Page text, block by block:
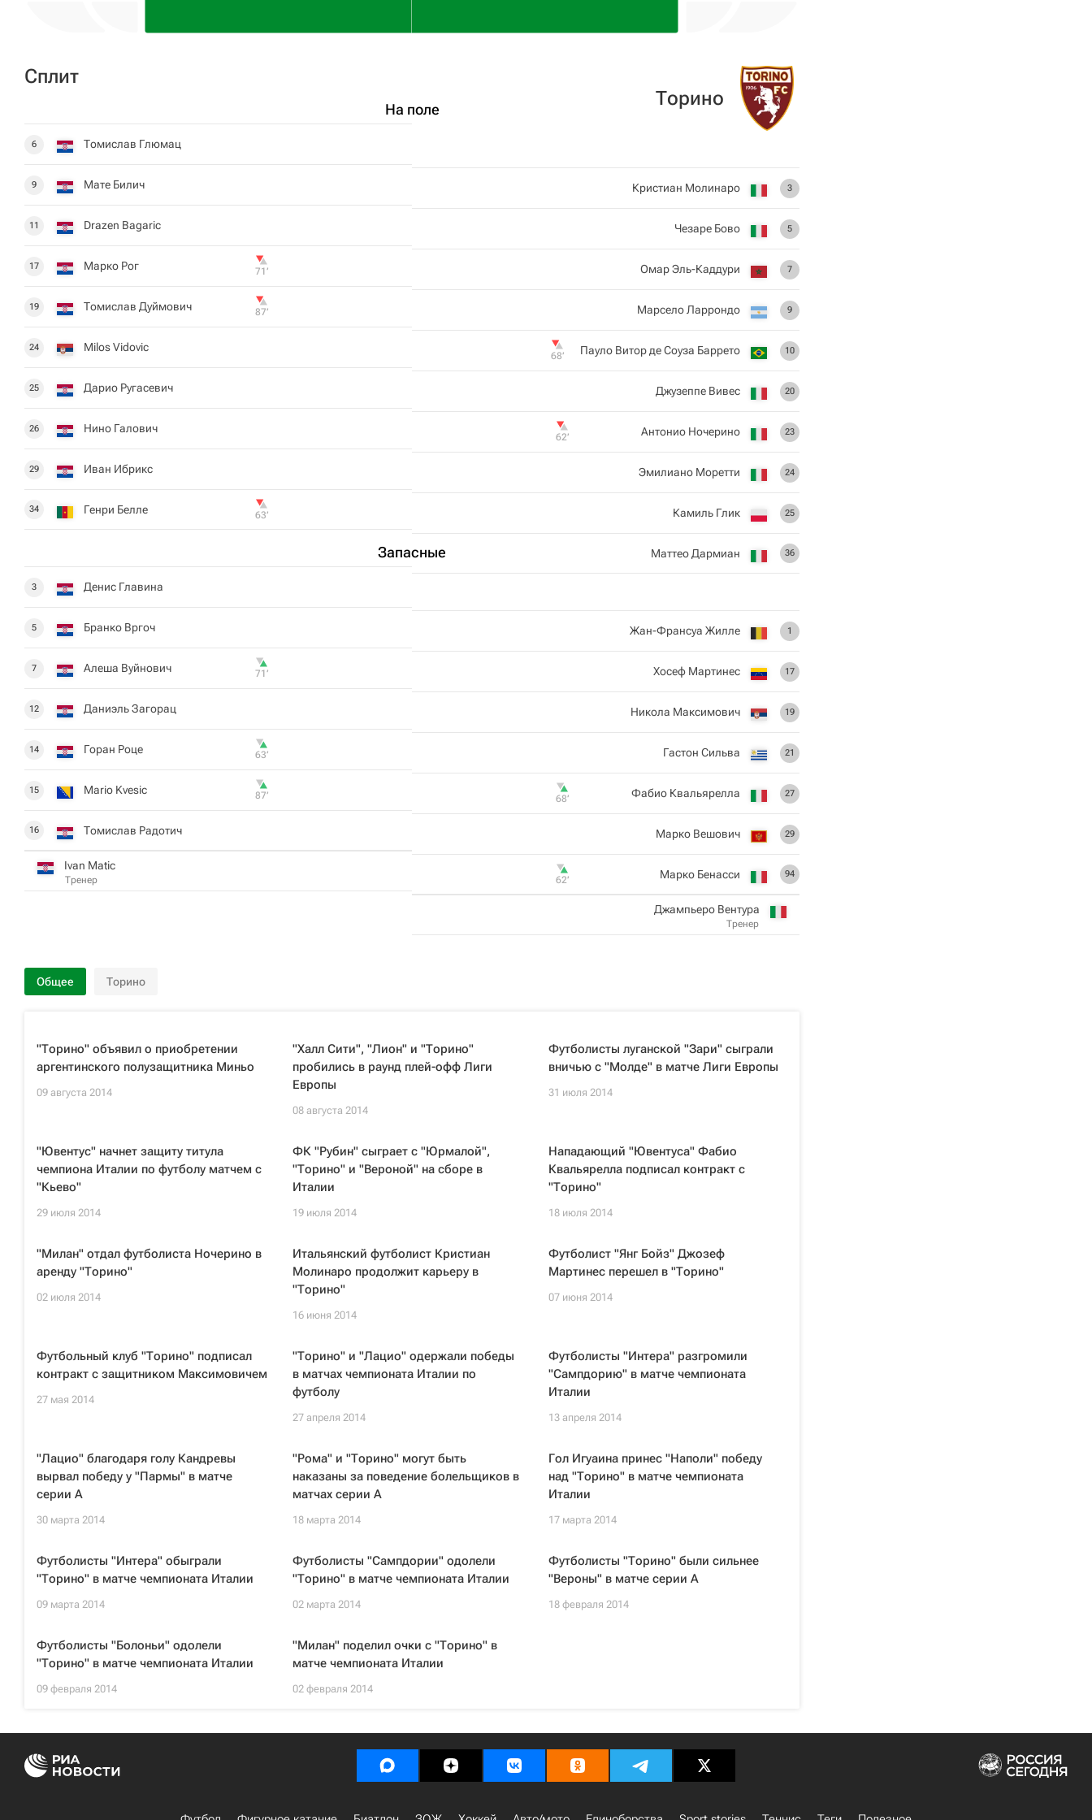
Сплит
На поле
6 Томислав Глюмац
9 Мате Билич
11 Drazen Bagaric
17 Марко Рог 71‎’‎
19 Томислав Дуймович 87‎’‎
24 Milos Vidovic
25 Дарио Ругасевич
26 Нино Галович
29 Иван Ибрикс
34 Генри Белле 63‎’‎
Запасные
3 Денис Главина
5 Бранко Вргоч
7 Алеша Вуйнович 71‎’‎
12 Даниэль Загорац
14 Горан Роце 63‎’‎
15 Mario Kvesic 87‎’‎
16 Томислав Радотич
Ivan Matic
Тренер
Торино
3
Кристиан Молинаро
5
Чезаре Бово
7
Омар Эль-Каддури
9
Марсело Ларрондо
10
Пауло Витор де Соуза Баррето
68‎’‎
20
Джузеппе Вивес
23
Антонио Ночерино
62‎’‎
24
Эмилиано Моретти
25
Камиль Глик
36
Маттео Дармиан
1
Жан-Франсуа Жилле
17
Хосеф Мартинес
19
Никола Максимович
21
Гастон Сильва
27
Фабио Квальярелла
68‎’‎
29
Марко Вешович
94
Марко Бенасси
62‎’‎
Джампьеро Вентура
Тренер
Общее Торино
"Торино" объявил о приобретении
аргентинского полузащитника Миньо
09 августа 2014
"Халл Сити", "Лион" и "Торино"
пробились в раунд плей-офф Лиги
Европы
08 августа 2014
Футболисты луганской "Зари" сыграли
вничью с "Молде" в матче Лиги Европы
31 июля 2014
"Ювентус" начнет защиту титула
чемпиона Италии по футболу матчем с
"Кьево"
29 июля 2014
ФК "Рубин" сыграет с "Юрмалой",
"Торино" и "Вероной" на сборе в
Италии
19 июля 2014
Нападающий "Ювентуса" Фабио
Квальярелла подписал контракт с
"Торино"
18 июля 2014
"Милан" отдал футболиста Ночерино в
аренду "Торино"
02 июля 2014
Итальянский футболист Кристиан
Молинаро продолжит карьеру в
"Торино"
16 июня 2014
Футболист "Янг Бойз" Джозеф
Мартинес перешел в "Торино"
07 июня 2014
Футбольный клуб "Торино" подписал
контракт с защитником Максимовичем
27 мая 2014
"Торино" и "Лацио" одержали победы
в матчах чемпионата Италии по
футболу
27 апреля 2014
Футболисты "Интера" разгромили
"Сампдорию" в матче чемпионата
Италии
13 апреля 2014
"Лацио" благодаря голу Кандревы
вырвал победу у "Пармы" в матче
серии А
30 марта 2014
"Рома" и "Торино" могут быть
наказаны за поведение болельщиков в
матчах серии А
18 марта 2014
Гол Игуаина принес "Наполи" победу
над "Торино" в матче чемпионата
Италии
17 марта 2014
Футболисты "Интера" обыграли
"Торино" в матче чемпионата Италии
09 марта 2014
Футболисты "Сампдории" одолели
"Торино" в матче чемпионата Италии
02 марта 2014
Футболисты "Торино" были сильнее
"Вероны" в матче серии А
18 февраля 2014
Футболисты "Болоньи" одолели
"Торино" в матче чемпионата Италии
09 февраля 2014
"Милан" поделил очки с "Торино" в
матче чемпионата Италии
02 февраля 2014